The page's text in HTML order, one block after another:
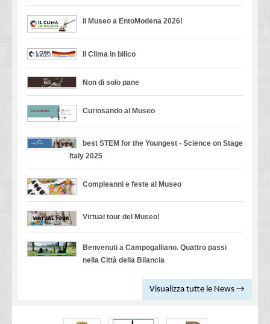
il Museo a EntoModena 2026!
Il Clima in bilico
Non di solo pane
Curiosando al Museo
best STEM for the Youngest - Science on Stage
Italy 2025
Compleanni e feste al Museo
Virtual tour del Museo!
Benvenuti a Campogalliano. Quattro passi
nella Città della Bilancia
Visualizza tutte le News →